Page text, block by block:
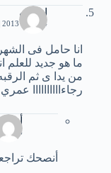
انا منه
14 مايو، 2013 | 6:09 م
انا حامل فى
ما هو جديد للعلم
من يدا ى ثم
رجاءاااااااااا عمري 27سنه
أنا
16 مايو، 2013 | 5:55 م
أنصحك